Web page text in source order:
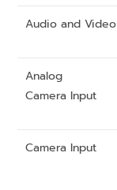
Audio and Video
Analog
Camera Input
Camera Input